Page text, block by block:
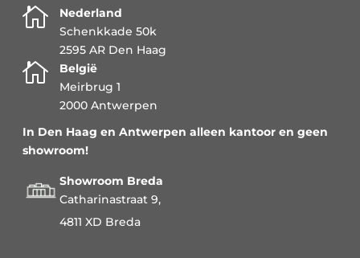

Nederland
Schenkkade 50k
2595 AR Den Haag

België
Meirbrug 1
2000 Antwerpen
In Den Haag en Antwerpen alleen kantoor en geen
showroom!
Showroom Breda
Catharinastraat 9,
4811 XD Breda